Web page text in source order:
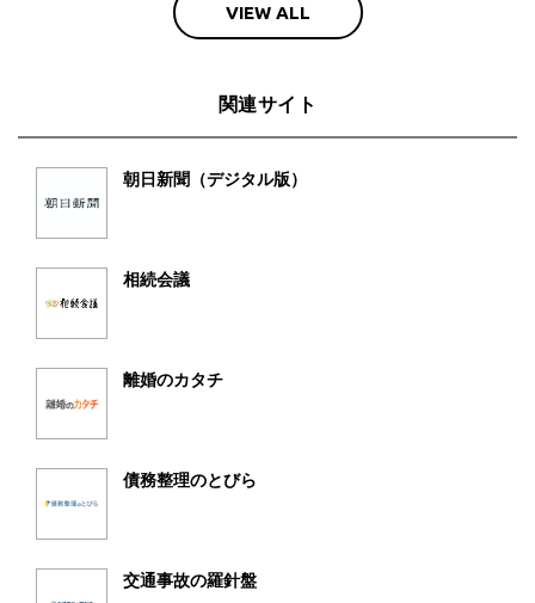
VIEW ALL
関連サイト
朝日新聞（デジタル版）
相続会議
離婚のカタチ
債務整理のとびら
交通事故の羅針盤